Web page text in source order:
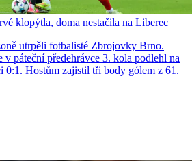
klopýtla, doma nestačila na Liberec
utrpěli fotbalisté Zbrojovky Brno.
v páteční předehrávce 3. kola podlehl na
0:1. Hostům zajistil tři body gólem z 61.